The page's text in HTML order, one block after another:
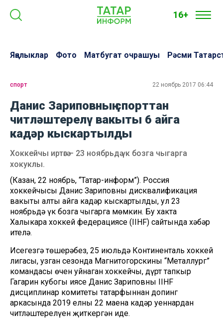
16+
Яңалыклар Фото Матбугат очрашуы Рәсми
спорт 22 ноябрь 2017 06:44
Данис Зариповның спорттан
читләштерелү вакыты 6 айга
кадәр кыскартылды
Хоккейчы иртәгә – 23 ноябрьдә үк бозга чыгарга
хокуклы.
(Казан, 22 ноябрь, “Татар-информ”). Россия
хоккейчысы Данис Зариповның дисквалификация
вакыты алты айга кадәр кыскартылды, ул 23
ноябрьдә үк бозга чыгарга мөмкин. Бу хакта
Халыкара хоккей федерациясе (IIHF) сайтында хәбәр
ителә.
Исегезгә төшерәбез, 25 июльдә Континенталь хоккей
лигасы, узган сезонда Магнитогорскиның “Металлург”
командасы өчен уйнаган хоккейчы, дүрт тапкыр
Гагарин кубогы иясе Данис Зариповның IIHF
дисциплинар комитеты татарфыннан допинг
аркасында 2019 елның 22 маена кадәр уеннардан
читләштерелүен җиткергән иде.